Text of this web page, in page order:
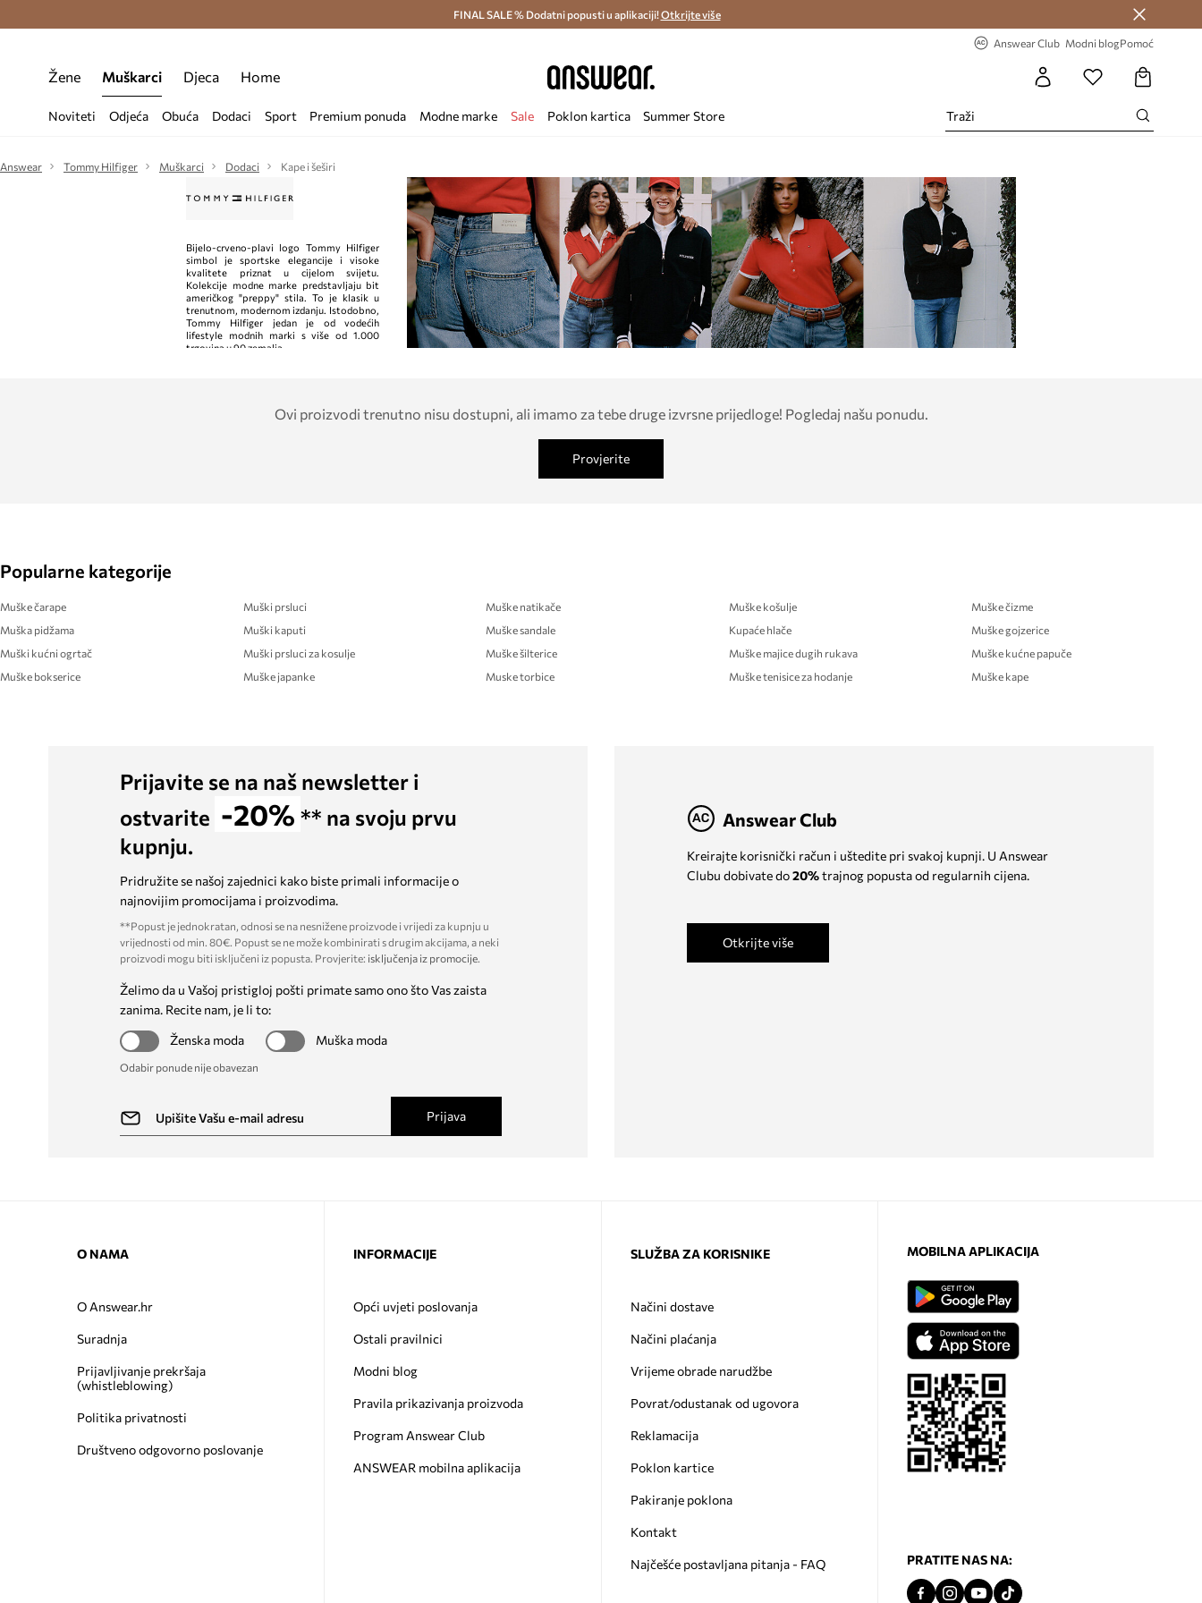
Besplatna dostava i povrat (od 70€) > Dostava u roku 48 sati >
FINAL SALE % Dodatni popusti u aplikaciji!Otkrijte više
Answear Club Modni blogPomoć
Žene Muškarci Djeca Home
Noviteti Odjeća Obuća Dodaci Sport Premium ponuda Modne marke Sale Poklon kartica Summer Store
Answear Tommy Hilfiger Muškarci Dodaci Kape i šeširi
Bijelo-crveno-plavi logo Tommy Hilfiger
simbol je sportske elegancije i visoke
kvalitete priznat u cijelom svijetu.
Kolekcije modne marke predstavljaju bit
američkog "preppy" stila. To je klasik u
trenutnom, modernom izdanju. Istodobno,
Tommy Hilfiger jedan je od vodećih
lifestyle modnih marki s ​​više od 1.000
trgovina u 90 zemalja.
Ovi proizvodi trenutno nisu dostupni, ali imamo za tebe druge izvrsne prijedloge! Pogledaj našu ponudu.
Provjerite
Popularne kategorije
Muške čarape
Muška pidžama
Muški kućni ogrtač
Muške bokserice
Muški prsluci
Muški kaputi
Muški prsluci za kosulje
Muške japanke
Muške natikače
Muške sandale
Muške šilterice
Muske torbice
Muške košulje
Kupaće hlače
Muške majice dugih rukava
Muške tenisice za hodanje
Muške čizme
Muške gojzerice
Muške kućne papuče
Muške kape
Prijavite se na naš newsletter i
ostvarite -20% ** na svoju prvu
kupnju.
Pridružite se našoj zajednici kako biste primali informacije o
najnovijim promocijama i proizvodima.
**Popust je jednokratan, odnosi se na nesnižene proizvode i vrijedi za kupnju u
vrijednosti od min. 80€. Popust se ne može kombinirati s drugim akcijama, a neki
proizvodi mogu biti isključeni iz popusta. Provjerite: isključenja iz promocije.
Želimo da u Vašoj pristigloj pošti primate samo ono što Vas zaista
zanima. Recite nam, je li to:
Ženska moda
Muška moda
Odabir ponude nije obavezan
Prijava
Answear Club
Kreirajte korisnički račun i uštedite pri svakoj kupnji. U Answear
Clubu dobivate do20%trajnog popusta od regularnih cijena.
Otkrijte više
O NAMA
O Answear.hr
Suradnja
Prijavljivanje prekršaja
(whistleblowing)
Politika privatnosti
Društveno odgovorno poslovanje
INFORMACIJE
Opći uvjeti poslovanja
Ostali pravilnici
Modni blog
Pravila prikazivanja proizvoda
Program Answear Club
ANSWEAR mobilna aplikacija
SLUŽBA ZA KORISNIKE
Načini dostave
Načini plaćanja
Vrijeme obrade narudžbe
Povrat/odustanak od ugovora
Reklamacija
Poklon kartice
Pakiranje poklona
Kontakt
Najčešće postavljana pitanja - FAQ
MOBILNA APLIKACIJA
PRATITE NAS NA: